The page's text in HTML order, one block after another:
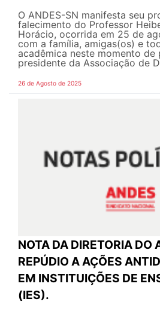
O ANDES-SN manifesta seu
falecimento do Professor
Horácio, ocorrida em 25 de
com a família, amigas(os) e
acadêmica neste momento de
presidente da Associação de
26 de Agosto de 2025
NOTA DA DIRETORIA DO
REPÚDIO A AÇÕES
EM INSTITUIÇÕES DE
(IES).